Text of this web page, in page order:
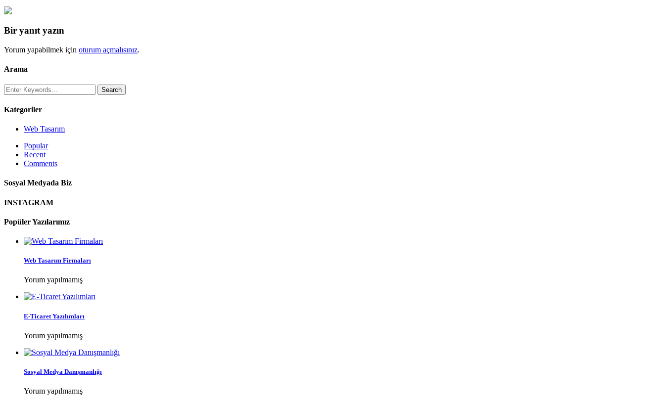
Bir yanıt yazın
Yorum yapabilmek için oturum açmalısınız.
Arama
Kategoriler
Web Tasarım
Popular
Recent
Comments
Sosyal Medyada Biz
INSTAGRAM
Popüler Yazılarımız
Web Tasarım Firmaları
Yorum yapılmamış
E-Ticaret Yazılımları
Yorum yapılmamış
Sosyal Medya Danışmanlığı
Yorum yapılmamış